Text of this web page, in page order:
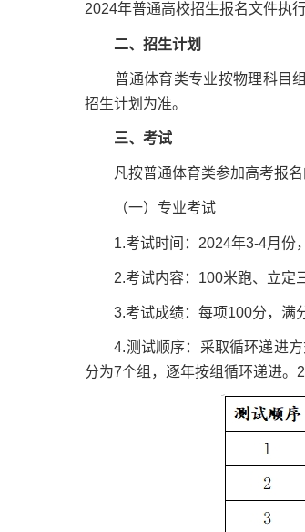
2024年普通高校招生报名文件执行
二、招生计划
普通体育类专业按物理科目组
招生计划为准。
三、考试
凡按普通体育类参加高考报名
（一）专业考试
1.考试时间：2024年3-4月份，
2.考试内容：100米跑、立定三
3.考试成绩：每项100分，满分
4.测试顺序：采取循环递进方
分为7个组，逐年按组循环递进。